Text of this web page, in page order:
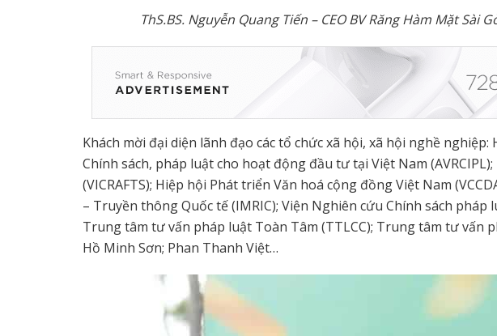
ThS.BS. Nguyễn Quang Tiến – CEO BV Răng Hàm Mặt Sài
Khách mời đại diện lãnh đạo các tổ chức xã hội, xã hội nghề
Chính sách, pháp luật cho hoạt động đầu tư tại Việt Nam
(VICRAFTS); Hiệp hội Phát triển Văn hoá cộng đồng Việt Nam
– Truyền thông Quốc tế (IMRIC); Viện Nghiên cứu Chính sách pháp
Trung tâm tư vấn pháp luật Toàn Tâm (TTLCC); Trung tâm tư vấn
Hồ Minh Sơn; Phan Thanh Việt…